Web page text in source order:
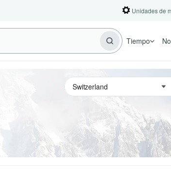
Unidades de
Tiempo